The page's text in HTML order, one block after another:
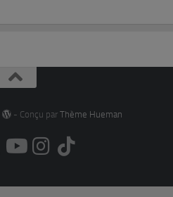
- Conçu par Thème Hueman